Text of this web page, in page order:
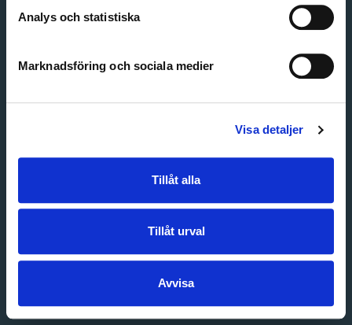
Analys och statistiska
Marknadsföring och sociala medier
Visa detaljer
Tillåt alla
Tillåt urval
Avvisa
Customer service